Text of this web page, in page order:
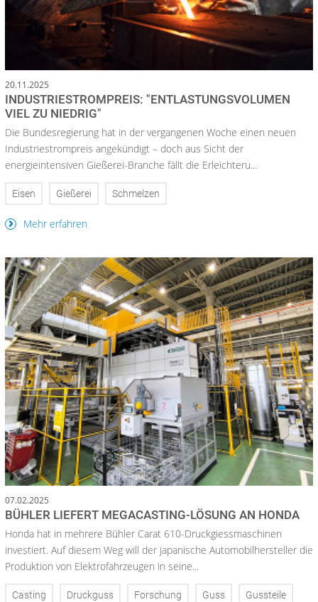
20.11.2025
INDUSTRIESTROMPREIS: "ENTLASTUNGSVOLUMEN
VIEL ZU NIEDRIG"
Die Bundesregierung hat in der vergangenen Woche einen neuen
Industriestrompreis angekündigt – doch aus Sicht der
energieintensiven Gießerei-Branche fällt die Erleichteru...
Eisen Gießerei Schmelzen
Mehr erfahren
07.02.2025
BÜHLER LIEFERT MEGACASTING-LÖSUNG AN HONDA
Honda hat in mehrere Bühler Carat 610-Druckgiessmaschinen
investiert. Auf diesem Weg will der japanische Automobilhersteller die
Produktion von Elektrofahrzeugen in seine...
Casting Druckguss Forschung Guss Gussteile